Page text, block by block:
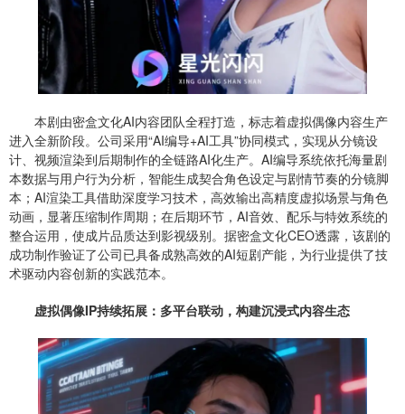
本剧由密盒文化AI内容团队全程打造，标志着虚拟偶像内容生产
进入全新阶段。公司采用“AI编导+AI工具”协同模式，实现从分镜设
计、视频渲染到后期制作的全链路AI化生产。AI编导系统依托海量剧
本数据与用户行为分析，智能生成契合角色设定与剧情节奏的分镜脚
本；AI渲染工具借助深度学习技术，高效输出高精度虚拟场景与角色
动画，显著压缩制作周期；在后期环节，AI音效、配乐与特效系统的
整合运用，使成片品质达到影视级别。据密盒文化CEO透露，该剧的
成功制作验证了公司已具备成熟高效的AI短剧产能，为行业提供了技
术驱动内容创新的实践范本。
虚拟偶像IP持续拓展：多平台联动，构建沉浸式内容生态